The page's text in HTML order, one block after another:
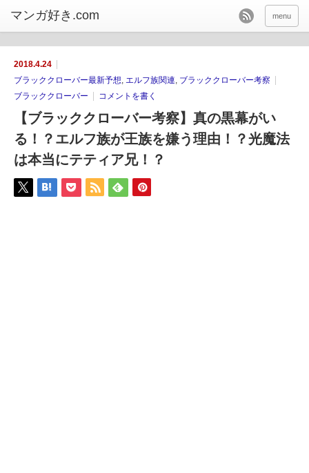
menu
2018.4.24
ブラッククローバー最新予想, エルフ族関連, ブラッククローバー考察
ブラッククローバー
コメントを書く
【ブラッククローバー考察】真の黒幕がい
る！？エルフ族が王族を嫌う理由！？光魔法
は本当にテティア兄！？